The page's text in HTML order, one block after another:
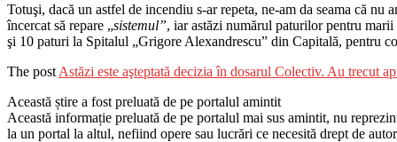
Totuşi, dacă un astfel de incendiu s-ar repeta, ne-am da seama că
încercat să repare „sistemul”, iar astăzi numărul paturilor pentru
şi 10 paturi la Spitalul „Grigore Alexandrescu” din Capitală, pentru
The post Astăzi este aşteptată decizia în dosarul Colectiv. Au trecut
Această știre a fost preluată de pe portalul amintit
Această informație preluată de pe portalul mai sus amintit, nu
la un portal la altul, nefiind opere sau lucrări ce necesită drept de